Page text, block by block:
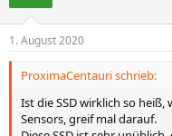
1. August 2020
ProximaCentauri schrieb:
Ist die SSD wirklich so
Sensors, greif mal darauf.